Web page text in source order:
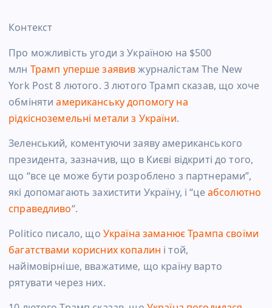
Контекст
Про можливість угоди з Україною на $500
млн Трамп уперше заявивжурналістам The New
York Post 8 лютого. 3 лютого Трамп сказав, що хоче
обмінятиамериканську допомогу на
рідкісноземельні метали з України.
Зеленський, коментуючи заяву американського
президента, зазначив, що в Києві відкриті до того,
що “все це може бути розроблено з партнерами”,
які допомагають захистити Україну, і “цеабсолютно
справедливо“.
Politico писало, що Україна заманює Трампа своїми
багатствами корисних копалин і той,
найімовірніше, вважатиме, що країну варто
рятувати через них.